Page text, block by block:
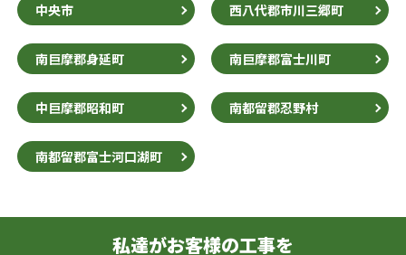
中央市 西八代郡市川三郷町
南巨摩郡身延町 南巨摩郡富士川町
中巨摩郡昭和町 南都留郡忍野村
南都留郡富士河口湖町
私達がお客様の工事を